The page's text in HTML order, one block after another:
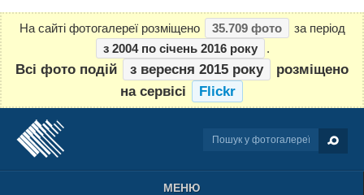
На сайті фотогалереї розміщено 35.709 фото
за період
з 2004 по січень 2016 року
.
Всі фото подій з вересня 2015 року
розміщено
на сервісі
Flickr
МЕНЮ